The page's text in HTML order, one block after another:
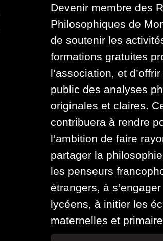
Devenir membre des
Philosophiques de
de soutenir les
formations gratuites
l’association, et
public des analyses
originales et claires.
contribuera à rendre
l’ambition de faire
partager la
les penseurs
étrangers, à
lycéens, à initier les
maternelles et